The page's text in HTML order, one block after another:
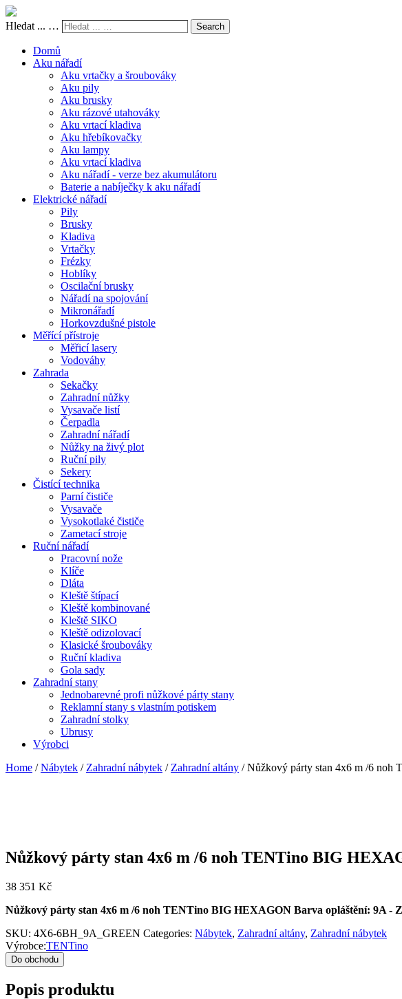
Hledat ... … Search
Domů
Aku nářadí
Aku vrtačky a šroubováky
Aku pily
Aku brusky
Aku rázové utahováky
Aku vrtací kladiva
Aku hřebíkovačky
Aku lampy
Aku vrtací kladiva
Aku nářadí - verze bez akumulátoru
Baterie a nabíječky k aku nářadí
Elektrické nářadí
Pily
Brusky
Kladiva
Vrtačky
Frézky
Hoblíky
Oscilační brusky
Nářadí na spojování
Mikronářadí
Horkovzdušné pistole
Měřící přístroje
Měřicí lasery
Vodováhy
Zahrada
Sekačky
Zahradní nůžky
Vysavače listí
Čerpadla
Zahradní nářadí
Nůžky na živý plot
Ruční pily
Sekery
Čistící technika
Parní čističe
Vysavače
Vysokotlaké čističe
Zametací stroje
Ruční nářadí
Pracovní nože
Klíče
Dláta
Kleště štípací
Kleště kombinované
Kleště SIKO
Kleště odizolovací
Klasické šroubováky
Ruční kladiva
Gola sady
Zahradní stany
Jednobarevné profi nůžkové párty stany
Reklamní stany s vlastním potiskem
Zahradní stolky
Ubrusy
Výrobci
Home /Nábytek / Zahradní nábytek / Zahradní altány / Nůžkový párty stan 4x6 m /6
Nůžkový párty stan 4x6 m /6 noh TENTino BIG
38 351 Kč
Nůžkový párty stan 4x6 m /6 noh TENTino BIG HEXAGON Barva opláštění: 9A -
SKU: 4X6-6BH_9A_GREEN Categories: Nábytek, Zahradní altány, Zahradní nábytek
Výrobce:TENTino
Do obchodu
Popis produktu